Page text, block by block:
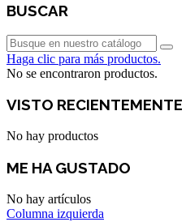
BUSCAR
Haga clic para más productos.
No se encontraron productos.
VISTO RECIENTEMENTE
No hay productos
ME HA GUSTADO
No hay artículos
Columna izquierda